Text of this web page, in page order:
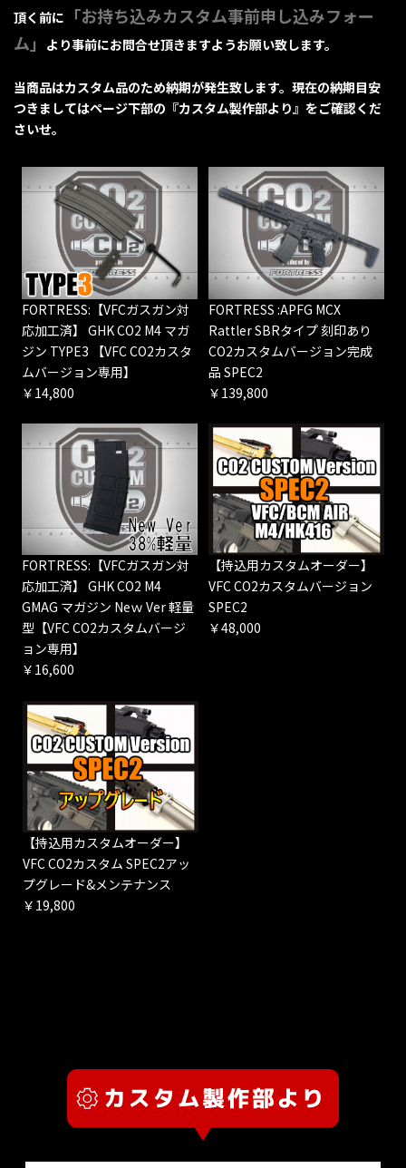
頂く前に
「お持ち込みカスタム事前申し込みフォー
ム」
より事前にお問合せ頂きますようお願い致します。
当商品はカスタム品のため納期が発生致します。現在の納期目安
つきましてはページ下部の『カスタム製作部より』をご確認くだ
さいせ。
FORTRESS:【VFCガスガン対
応加工済】 GHK CO2 M4 マガ
ジン TYPE3 【VFC CO2カスタ
ムバージョン専用】
￥14,800
FORTRESS :APFG MCX
Rattler SBRタイプ 刻印あり
CO2カスタムバージョン完成
品 SPEC2
￥139,800
FORTRESS:【VFCガスガン対
応加工済】 GHK CO2 M4
GMAG マガジン Neｗ Ver 軽量
型【VFC CO2カスタムバージ
ョン専用】
￥16,600
【持込用カスタムオーダー】
VFC CO2カスタムバージョン
SPEC2
￥48,000
【持込用カスタムオーダー】
VFC CO2カスタム SPEC2アッ
プグレード&メンテナンス
￥19,800